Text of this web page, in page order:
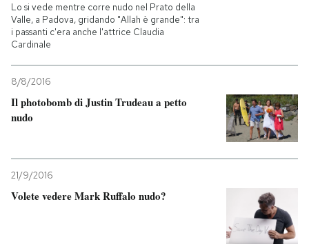
Lo si vede mentre corre nudo nel Prato della
Valle, a Padova, gridando "Allah è grande": tra
i passanti c'era anche l'attrice Claudia
Cardinale
8/8/2016
Il photobomb di Justin Trudeau a petto
nudo
21/9/2016
Volete vedere Mark Ruffalo nudo?